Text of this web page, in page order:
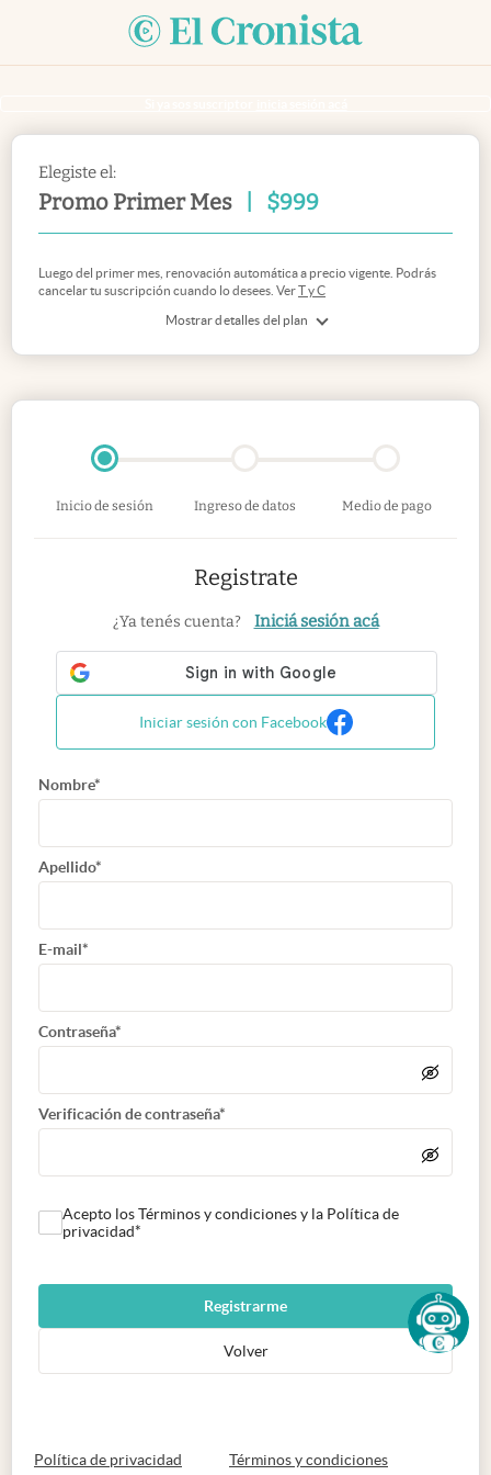
Elegiste el:
Promo Primer Mes $999
Mostrar detalles del plan
Luego del primer mes, renovación automática a precio vigente. Podrás
cancelar tu suscripción cuando lo desees. VerT y C
Inicio de sesión Ingreso de datos Medio de pago
Registrate
¿Ya tenés cuenta? Iniciá sesión acá
Iniciar sesión con Facebook
Nombre*
Apellido*
E-mail*
Contraseña*
Verificación de contraseña*
Acepto los Términos y condiciones y la Política de
privacidad*
Registrarme
Volver
Política de privacidad abre en nueva pestaña
Términos y condicionesabre en nueva